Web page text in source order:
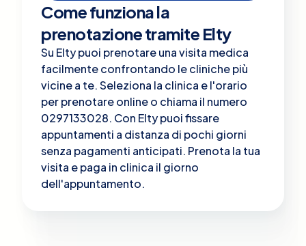
Come funziona la
prenotazione tramite Elty
Su Elty puoi prenotare una visita medica
facilmente confrontando le cliniche più
vicine a te. Seleziona la clinica e l'orario
per prenotare online o chiama il numero
0297133028. Con Elty puoi fissare
appuntamenti a distanza di pochi giorni
senza pagamenti anticipati. Prenota la tua
visita e paga in clinica il giorno
dell'appuntamento.